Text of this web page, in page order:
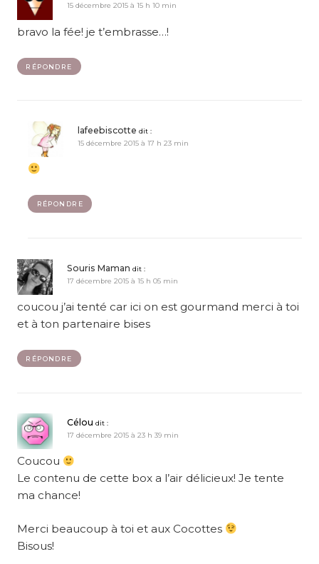
15 décembre 2015 à 15 h 10 min
bravo la fée! je t’embrasse…!
RÉPONDRE
lafeebiscotte dit :
15 décembre 2015 à 17 h 23 min
RÉPONDRE
Souris Maman dit :
17 décembre 2015 à 15 h 05 min
coucou j’ai tenté car ici on est gourmand merci à toi
et à ton partenaire bises
RÉPONDRE
Célou dit :
17 décembre 2015 à 23 h 39 min
Coucou
Le contenu de cette box a l’air délicieux! Je tente
ma chance!
Merci beaucoup à toi et aux Cocottes
Bisous!